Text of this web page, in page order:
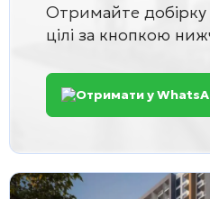
Отримайте добірку
цілі за кнопкою
Отримати у